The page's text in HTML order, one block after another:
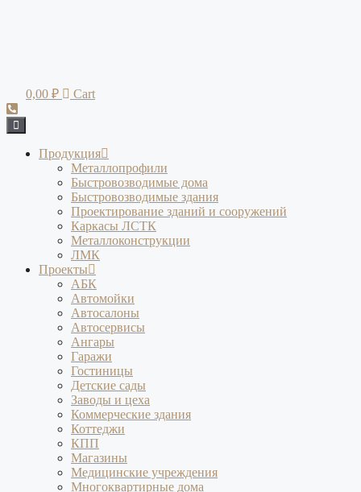
0,00 ₽ Cart
Продукция
Металлопрофили
Быстровозводимые дома
Быстровозводимые здания
Проектирование зданий и сооружений
Каркасы ЛСТК
Металлоконструкции
ЛМК
Проекты
АБК
Автомойки
Автосалоны
Автосервисы
Ангары
Гаражи
Гостиницы
Детские сады
Заводы и цеха
Коммерческие здания
Коттеджи
КПП
Магазины
Медицинские учреждения
Многоквартирные дома